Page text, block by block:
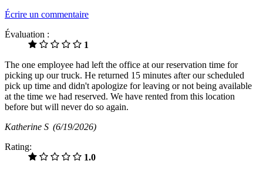
Écrire un commentaire
Évaluation :
1
The one employee had left the office at our reservation time for
picking up our truck. He returned 15 minutes after our scheduled
pick up time and didn't apologize for leaving or not being available
at the time we had reserved. We have rented from this location
before but will never do so again.
Katherine S (6/19/2026)
Rating:
1.0